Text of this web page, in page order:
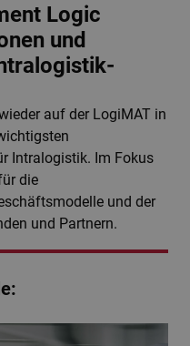
Logic
und
auf der LogiMAT in
Intralogistik. Im Fokus
die
und der
und Partnern.